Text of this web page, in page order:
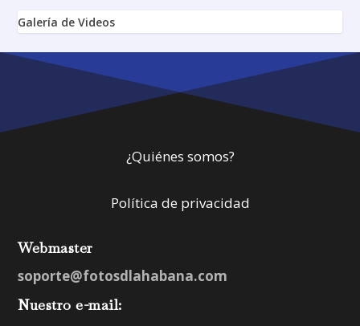
Galería de Videos
¿Quiénes somos?
Política de privacidad
Webmaster
soporte@fotosdlahabana.com
Nuestro e-mail: